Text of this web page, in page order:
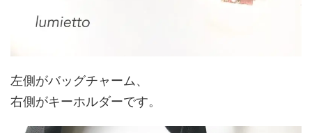
左側がバッグチャーム、
右側がキーホルダーです。